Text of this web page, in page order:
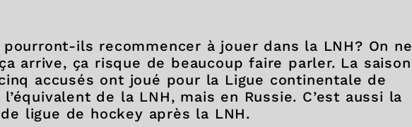
ils recommencer à jouer dans la LNH? On ne
arrive, ça risque de beaucoup faire parler. La saison
accusés ont joué pour la Ligue continentale de
l’équivalent de la LNH, mais en Russie. C’est aussi la
ligue de hockey après la LNH.